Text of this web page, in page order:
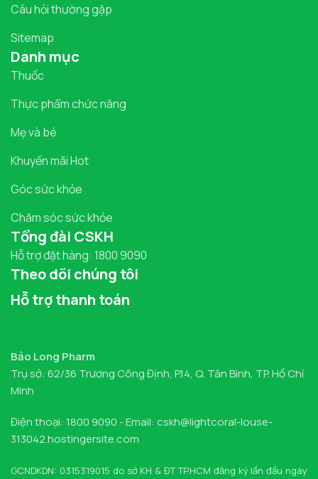
Câu hỏi thường gặp
Sitemap
Danh mục
Thuốc
Thực phẩm chức năng
Mẹ và bé
Khuyến mãi Hot
Góc sức khỏe
Chăm sóc sức khỏe
Tổng đài CSKH
Hỗ trợ đặt hàng: 1800 9090
Theo dõi chúng tôi
Hỗ trợ thanh toán
Bảo Long Pharm
Trụ sở: 62/36 Trương Công Định, P.14, Q. Tân Bình, TP. Hồ Chí
Minh
Điện thoại: 1800 9090 - Email: cskh@lightcoral-louse-
313042.hostingersite.com
GCNDKDN: 0315319015 do sở KH & ĐT TP.HCM đăng ký lần đầu ngày